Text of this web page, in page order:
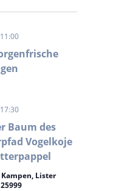
Ansichten,
11:00
Baum des
Vogelkoje
17:30
Lister